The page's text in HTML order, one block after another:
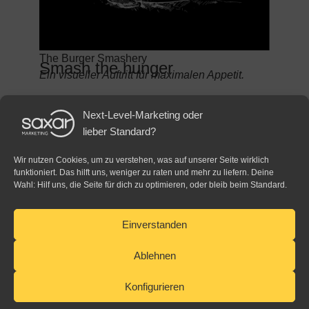
Next-Level-Marketing oder
lieber Standard?
Wir nutzen Cookies, um zu verstehen, was auf unserer Seite wirklich
funktioniert. Das hilft uns, weniger zu raten und mehr zu liefern. Deine
Wahl: Hilf uns, die Seite für dich zu optimieren, oder bleib beim Standard.
Einverstanden
Ablehnen
Konfigurieren
The Burger Smashery
Smash the hunger
Ein visueller Auftritt für maximalen Appetit.
Impressum